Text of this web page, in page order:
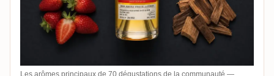
Les arômes principaux de 70 dégustations de la communauté —